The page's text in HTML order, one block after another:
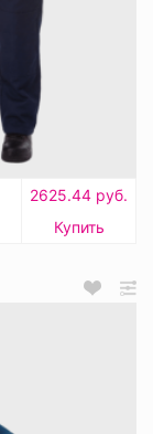
2625.44 руб.
Купить